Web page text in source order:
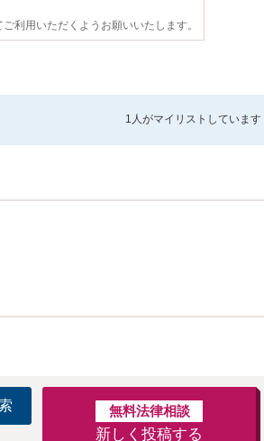
利用いただくようお願いいたします。
1人がマイリストしています
無料法律相談
新しく投稿する